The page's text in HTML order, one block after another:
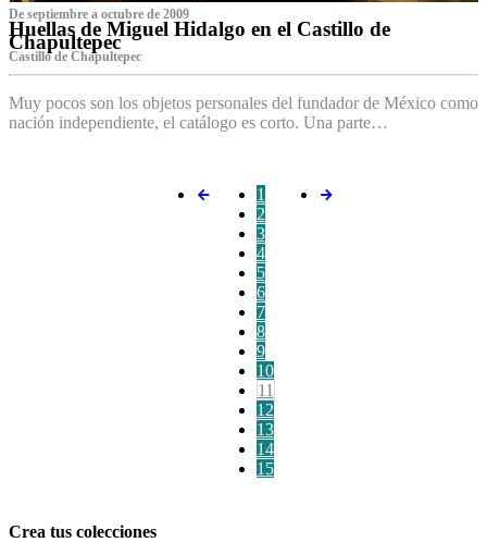
De septiembre a octubre de 2009
Huellas de Miguel Hidalgo en el Castillo de
Chapultepec
Castillo de Chapultepec
Muy pocos son los objetos personales del fundador de México como
nación independiente, el catálogo es corto. Una parte…
1
2
3
4
5
6
7
8
9
10
11
12
13
14
15
Crea tus colecciones